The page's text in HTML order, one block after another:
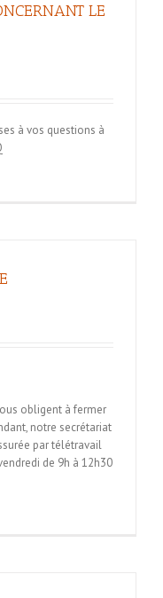
LE
à vos questions à
obligent à fermer
notre secrétariat
par télétravail
de 9h à 12h30